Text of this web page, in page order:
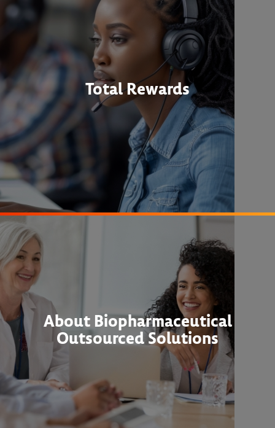
Total Rewards
About Biopharmaceutical
Outsourced Solutions